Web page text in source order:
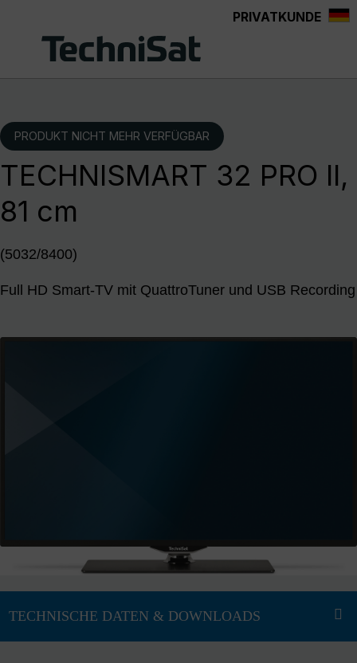
PRIVATKUNDE
PRODUKT NICHT MEHR VERFÜGBAR
TECHNISMART 32 PRO II,
81 cm
(5032/8400)
Full HD Smart-TV mit QuattroTuner und USB Recording